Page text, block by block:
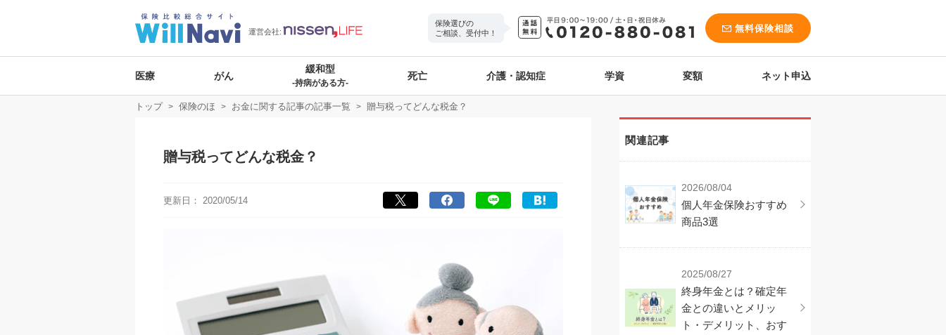
運営会社:
保険選びの
ご相談、受付中！
無料保険相談
医療 がん
緩和型
-持病がある方-
死亡 介護・認知症 学資 変額 ネット申込
トップ 保険のほ お金に関する記事の記事一覧 贈与税ってどんな税金？
贈与税ってどんな税金？
更新日： 2020/05/14
関連記事
2026/08/04
個人年金保険おすすめ
商品3選
2025/08/27
終身年金とは？確定年
金との違いとメリッ
ト・デメリット、おす